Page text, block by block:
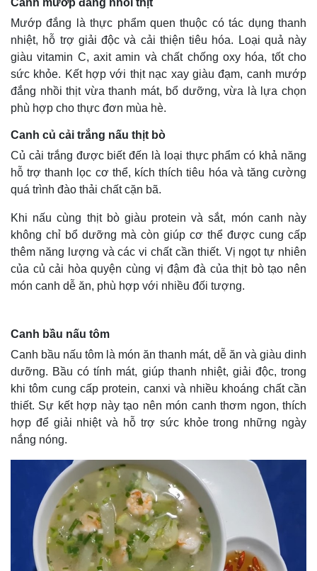
Canh mướp đắng nhồi thịt
Mướp đắng là thực phẩm quen thuộc có tác dụng thanh
nhiệt, hỗ trợ giải độc và cải thiện tiêu hóa. Loại quả này
giàu vitamin C, axit amin và chất chống oxy hóa, tốt cho
sức khỏe. Kết hợp với thịt nạc xay giàu đạm, canh mướp
đắng nhồi thịt vừa thanh mát, bổ dưỡng, vừa là lựa chọn
phù hợp cho thực đơn mùa hè.
Canh củ cải trắng nấu thịt bò
Củ cải trắng được biết đến là loại thực phẩm có khả năng
hỗ trợ thanh lọc cơ thể, kích thích tiêu hóa và tăng cường
quá trình đào thải chất cặn bã.
Khi nấu cùng thịt bò giàu protein và sắt, món canh này
không chỉ bổ dưỡng mà còn giúp cơ thể được cung cấp
thêm năng lượng và các vi chất cần thiết. Vị ngọt tự nhiên
của củ cải hòa quyện cùng vị đậm đà của thịt bò tạo nên
món canh dễ ăn, phù hợp với nhiều đối tượng.
Canh bầu nấu tôm
Canh bầu nấu tôm là món ăn thanh mát, dễ ăn và giàu dinh
dưỡng. Bầu có tính mát, giúp thanh nhiệt, giải độc, trong
khi tôm cung cấp protein, canxi và nhiều khoáng chất cần
thiết. Sự kết hợp này tạo nên món canh thơm ngon, thích
hợp để giải nhiệt và hỗ trợ sức khỏe trong những ngày
nắng nóng.